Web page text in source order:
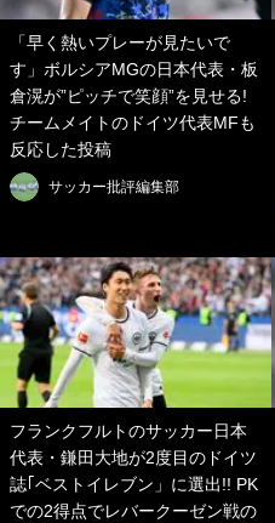
「早く熱いプレーが見たいで
す」ボルシアMGの日本代表・板
倉滉が”ピッチで笑顔”を見せる!
チームメイトのドイツ代表MFも
反応した投稿
サッカー批評編集部
フランクフルトのサッカー日本
代表・鎌田大地が2度目のドイツ
誌｢ベストイレブン」に選出!! PK
での2得点でレバークーゼン戦の